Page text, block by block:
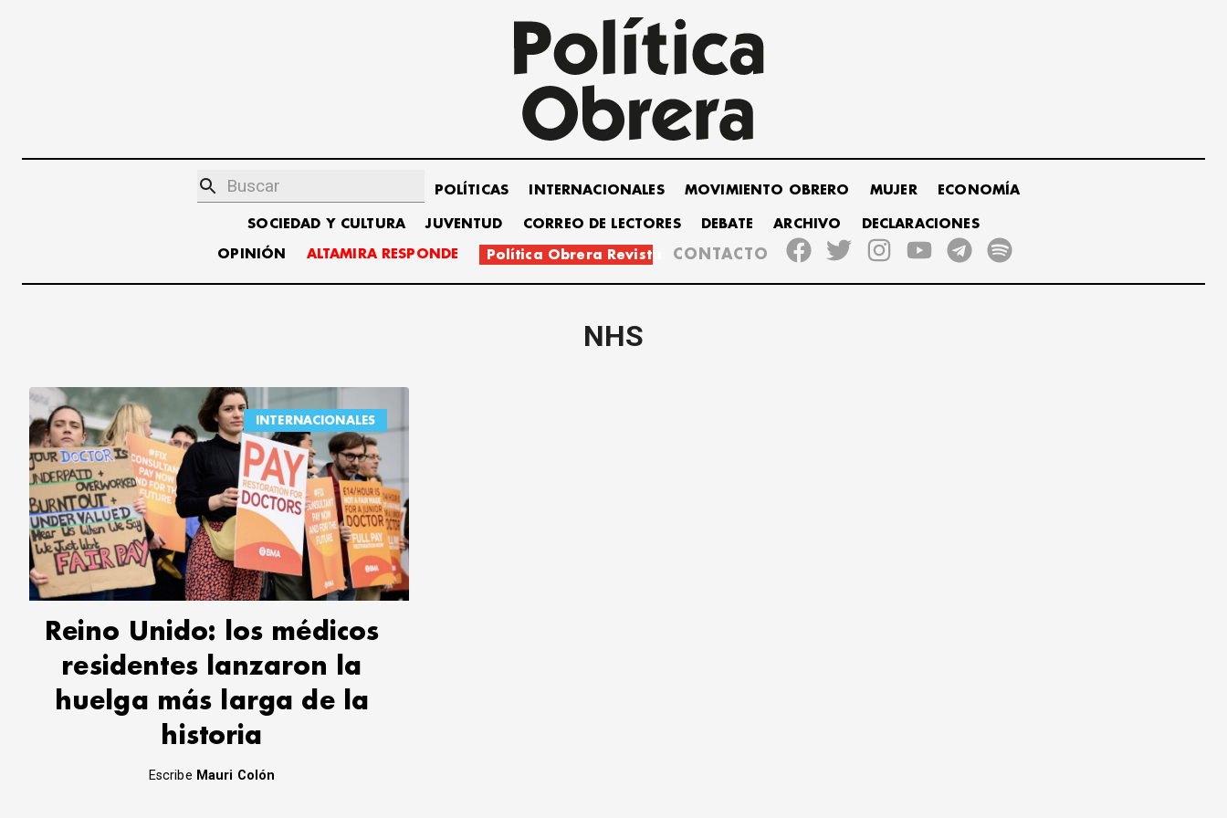
POLÍTICAS INTERNACIONALES MOVIMIENTO OBRERO MUJER ECONOMÍA
SOCIEDAD Y CULTURA JUVENTUD CORREO DE LECTORES DEBATE ARCHIVO DECLARACIONES
OPINIÓN ALTAMIRA RESPONDE Política Obrera Revista CONTACTO
NHS
INTERNACIONALES
Reino Unido: los médicos
residentes lanzaron la
huelga más larga de la
historia
Escribe Mauri Colón